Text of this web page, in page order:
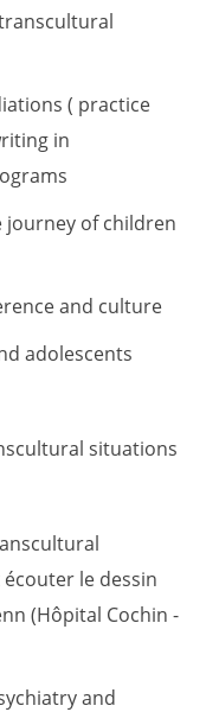
( practice
in
journey of children
and culture
adolescents
situations
le dessin
(Hôpital Cochin -
and